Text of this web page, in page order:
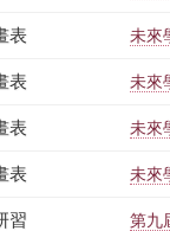
表 未來
表 未來
表 未來
表 未來
習
第九